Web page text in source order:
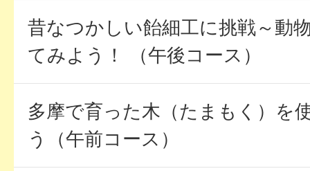
昔なつかしい飴細工に挑戦～動
てみよう！ （午後コース）
多摩で育った木（たまもく）を
う（午前コース）